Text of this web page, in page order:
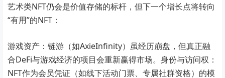
艺术类NFT仍会是价值存储的标杆，但下一个增长点将转向
“有用”的NFT：
游戏资产：链游（如AxieInfinity）虽经历崩盘，但真正融
合DeFi与游戏经济的项目会重新赢得市场。身份与访问权：
NFT作为会员凭证（如线下活动门票、专属社群资格）的模